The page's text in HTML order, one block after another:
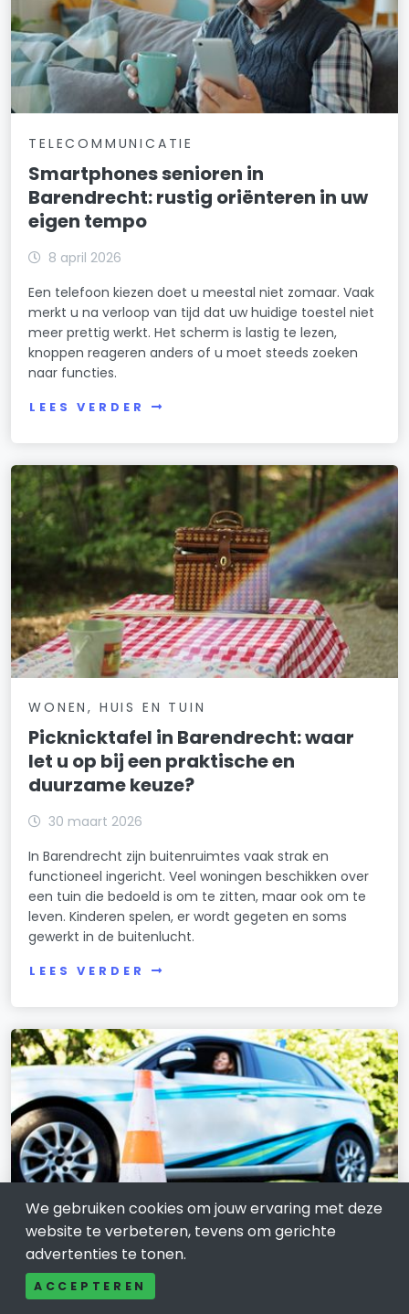
TELECOMMUNICATIE
Smartphones senioren in
Barendrecht: rustig oriënteren in uw
eigen tempo
8 april 2026
Een telefoon kiezen doet u meestal niet zomaar. Vaak
merkt u na verloop van tijd dat uw huidige toestel niet
meer prettig werkt. Het scherm is lastig te lezen,
knoppen reageren anders of u moet steeds zoeken
naar functies.
LEES VERDER
WONEN, HUIS EN TUIN
Picknicktafel in Barendrecht: waar
let u op bij een praktische en
duurzame keuze?
30 maart 2026
In Barendrecht zijn buitenruimtes vaak strak en
functioneel ingericht. Veel woningen beschikken over
een tuin die bedoeld is om te zitten, maar ook om te
leven. Kinderen spelen, er wordt gegeten en soms
gewerkt in de buitenlucht.
LEES VERDER
OPLEIDING, CARRIÈRE EN WERK
Rijschool Waddinxveen en
We gebruiken cookies om jouw ervaring met deze
website te verbeteren, tevens om gerichte
advertenties te tonen.
ACCEPTEREN